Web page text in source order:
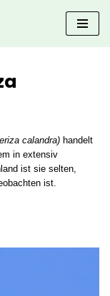
calandra) handelt
in extensiv
ist sie selten,
ist.